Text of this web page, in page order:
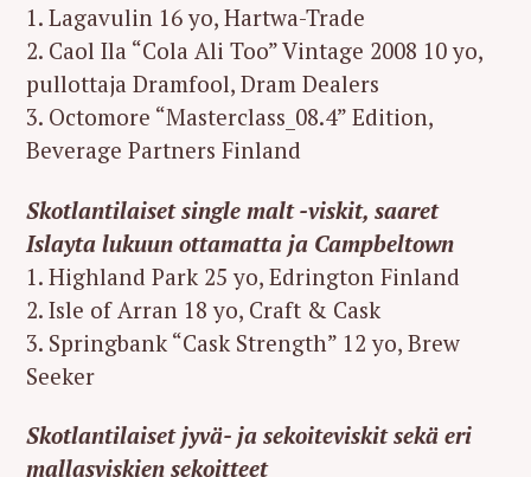
1. Lagavulin 16 yo, Hartwa-Trade
2. Caol Ila “Cola Ali Too” Vintage 2008 10 yo,
pullottaja Dramfool, Dram Dealers
3. Octomore “Masterclass_08.4” Edition,
Beverage Partners Finland
Skotlantilaiset single malt -viskit, saaret
Islayta lukuun ottamatta ja Campbeltown
1. Highland Park 25 yo, Edrington Finland
2. Isle of Arran 18 yo, Craft & Cask
3. Springbank “Cask Strength” 12 yo, Brew
Seeker
Skotlantilaiset jyvä- ja sekoiteviskit sekä eri
mallasviskien sekoitteet